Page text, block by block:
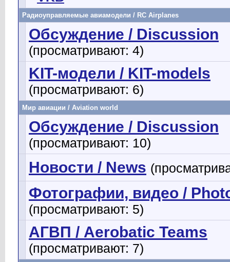
Радиоуправляемые авиамодели / RC Airplanes
Обсуждение / Discussion
(просматривают: 4)
KIT-модели / KIT-models
(просматривают: 6)
Мир авиации / Aviation world
Обсуждение / Discussion
(просматривают: 10)
Новости / News
Фотографии, видео /
(просматривают: 5)
АГВП / Aerobatic Teams
(просматривают: 7)